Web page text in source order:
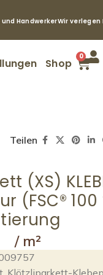
HandwerkerWir
Shop
0
Teilen
(XS)
(FSC® 100